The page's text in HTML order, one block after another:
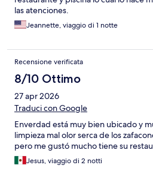
las atenciones.
Jeannette, viaggio di 1 notte
Recensione verificata
8/10 Ottimo
27 apr 2026
Traduci con Google
Enverdad está muy bien ubicado y
limpieza mal olor serca de los
pero me gustó mucho tiene su
Jesus, viaggio di 2 notti